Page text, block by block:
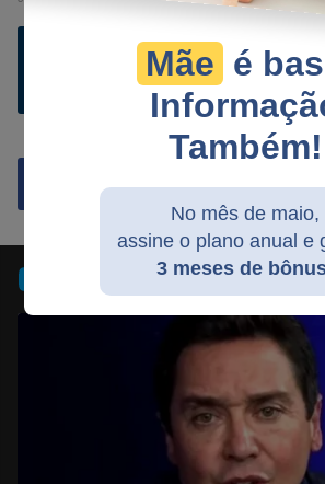
Mãe é
Também!
No mês de maio,
assine o plano anual e
3 meses de
Ler comentários e
Compartilhar
no
Compartilhar
no
Whatsapp
Compartilhar
no
Twitter
no